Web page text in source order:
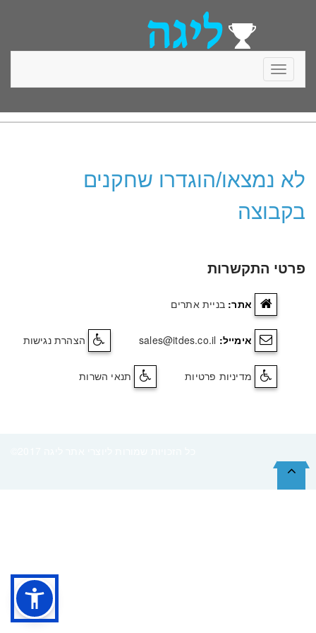
Toggle
לא נמצאו/הוגדרו שחקנים
בקבוצה
פרטי התקשרות
אתר: בניית אתרים
אימייל: sales@itdes.co.il הצהרת נגישות
מדיניות פרטיות תנאי השרות